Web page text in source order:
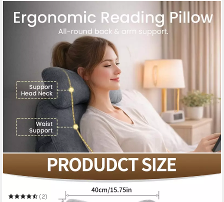
Rückenkissen Lesekissen Bett Erwachsene mit Armlehnen
Rückenkissen Nackenrolle Grau
(2)